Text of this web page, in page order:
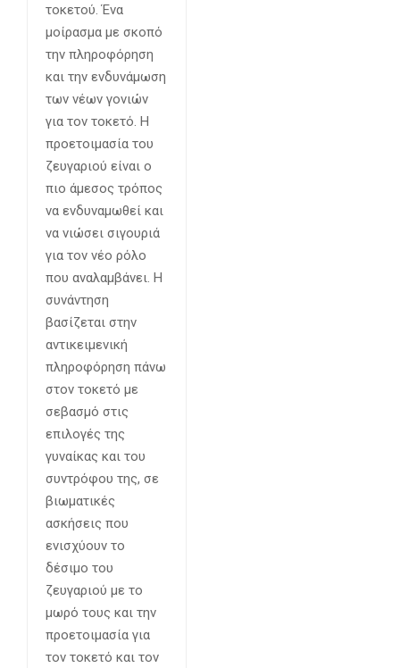
τοκετού. Ένα
μοίρασμα με σκοπό
την πληροφόρηση
και την ενδυνάμωση
των νέων γονιών
για τον τοκετό. Η
προετοιμασία του
ζευγαριού είναι ο
πιο άμεσος τρόπος
να ενδυναμωθεί και
να νιώσει σιγουριά
για τον νέο ρόλο
που αναλαμβάνει. Η
συνάντηση
βασίζεται στην
αντικειμενική
πληροφόρηση πάνω
στον τοκετό με
σεβασμό στις
επιλογές της
γυναίκας και του
συντρόφου της, σε
βιωματικές
ασκήσεις που
ενισχύουν το
δέσιμο του
ζευγαριού με το
μωρό τους και την
προετοιμασία για
τον τοκετό και τον